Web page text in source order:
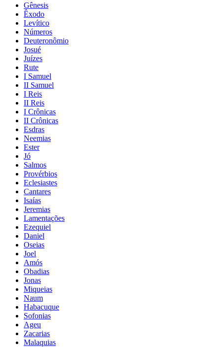
Gênesis
Êxodo
Levítico
Números
Deuteronômio
Josué
Juízes
Rute
I Samuel
II Samuel
I Reis
II Reis
I Crônicas
II Crônicas
Esdras
Neemias
Ester
Jó
Salmos
Provérbios
Eclesiastes
Cantares
Isaías
Jeremias
Lamentações
Ezequiel
Daniel
Oseias
Joel
Amós
Obadias
Jonas
Miqueias
Naum
Habacuque
Sofonias
Ageu
Zacarias
Malaquias